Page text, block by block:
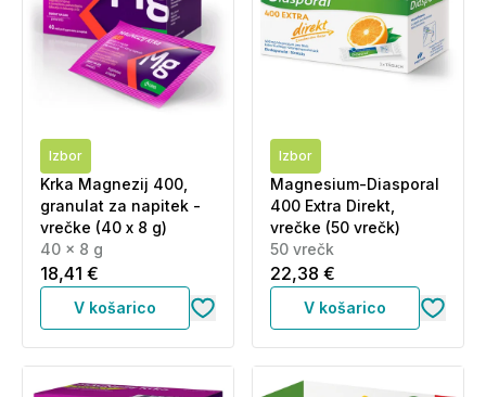
Izbor
Krka Magnezij 400,
granulat za napitek -
vrečke (40 x 8 g)
40 x 8 g
18,41 €
V košarico
Izbor
Magnesium-Diasporal
400 Extra Direkt,
vrečke (50 vrečk)
50 vrečk
22,38 €
V košarico